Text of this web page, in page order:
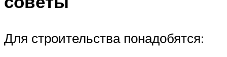
Для строительства понадобятся: